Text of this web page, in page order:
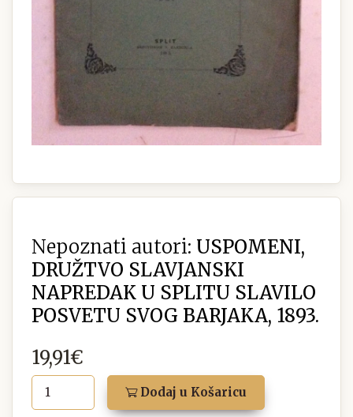
Nepoznati autori: USPOMENI,
DRUŽTVO SLAVJANSKI
NAPREDAK U SPLITU SLAVILO
POSVETU SVOG BARJAKA, 1893.
19,91€
Dodaj u Košaricu